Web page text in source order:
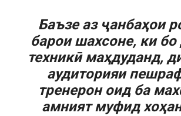
Баъзе аз ҷанбаҳои
барои шахсоне, ки
техникӣ маҳдуданд,
аудиторияи
тренерон оид ба
амният муфид